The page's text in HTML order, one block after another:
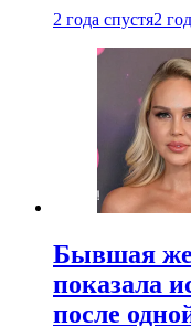
2 года спустя2
Бывшая
показала
после